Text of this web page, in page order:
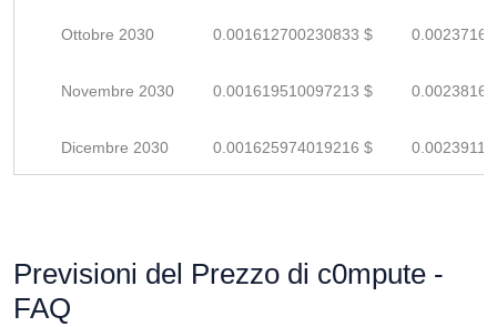
Ottobre 2030 0.001612700230833 $
Novembre 2030 0.001619510097213 $
Dicembre 2030 0.001625974019216 $
Previsioni del Prezzo di c0mpute -
FAQ